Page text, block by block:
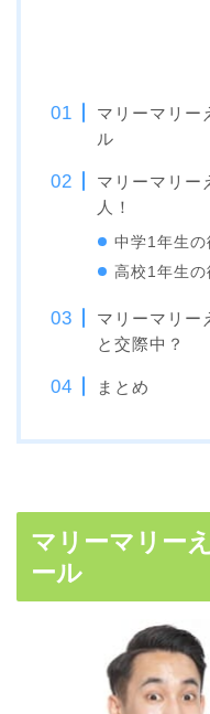
マリーマリー
ル
マリーマリー
人！
中学1年生の
高校1年生の
マリーマリー
と交際中？
まとめ
マリーマリー
ール